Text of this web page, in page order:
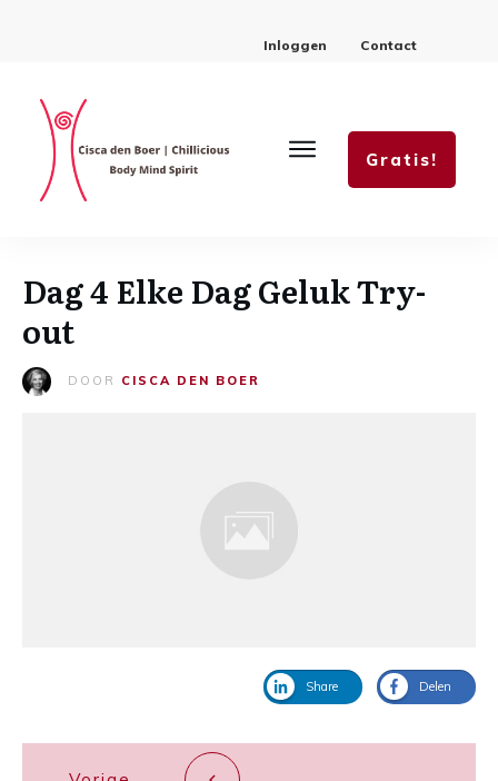
Inloggen Contact
Gratis!
Dag 4 Elke Dag Geluk Try-
out
DOOR CISCA DEN BOER
Share Delen